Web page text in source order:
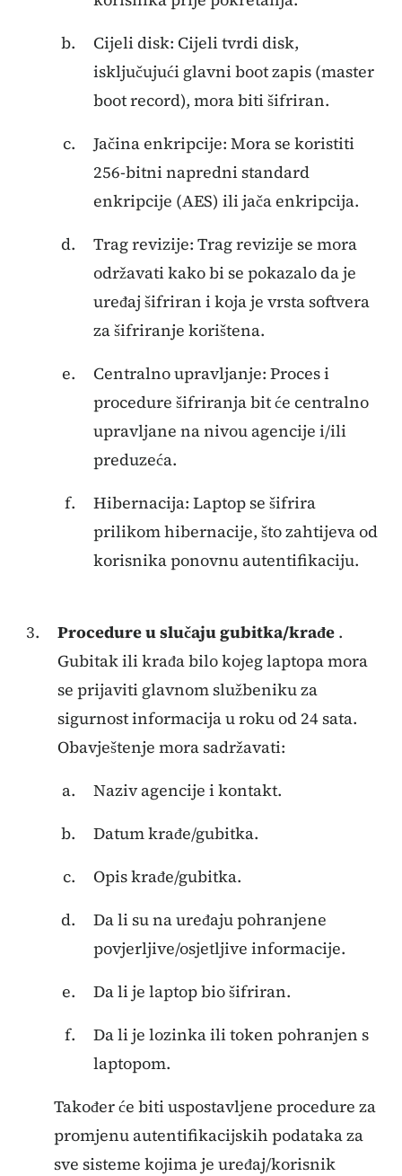
Cijeli disk: Cijeli tvrdi disk,
isključujući glavni boot zapis (master
boot record), mora biti šifriran.
Jačina enkripcije: Mora se koristiti
256-bitni napredni standard
enkripcije (AES) ili jača enkripcija.
Trag revizije: Trag revizije se mora
održavati kako bi se pokazalo da je
uređaj šifriran i koja je vrsta softvera
za šifriranje korištena.
Centralno upravljanje: Proces i
procedure šifriranja bit će centralno
upravljane na nivou agencije i/ili
preduzeća.
Hibernacija: Laptop se šifrira
prilikom hibernacije, što zahtijeva od
korisnika ponovnu autentifikaciju.
Procedure u slučaju gubitka/krađe .
Gubitak ili krađa bilo kojeg laptopa mora
se prijaviti glavnom službeniku za
sigurnost informacija u roku od 24 sata.
Obavještenje mora sadržavati:
Naziv agencije i kontakt.
Datum krađe/gubitka.
Opis krađe/gubitka.
Da li su na uređaju pohranjene
povjerljive/osjetljive informacije.
Da li je laptop bio šifriran.
Da li je lozinka ili token pohranjen s
laptopom.
Također će biti uspostavljene procedure za
promjenu autentifikacijskih podataka za
sve sisteme kojima je uređaj/korisnik